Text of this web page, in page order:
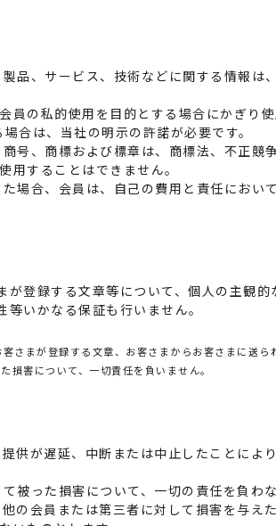
品、サービス、技術などに関する情報
員の私的使用を目的とする場合にかぎり
合は、当社の明示の許諾が必要です。
号、商標および標章は、商標法、不正
用することはできません。
場合、会員は、自己の費用と責任にお
が登録する文章等について、個人の主観
いかなる保証も行いません。
さまが登録する文章、お客さまからお客さまに送
損害について、一切責任を負いません。
供が遅延、中断または中止したことに
被った損害について、一切の責任を負わ
の会員または第三者に対して損害を与